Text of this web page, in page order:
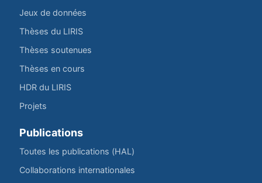
Jeux de données
Thèses du LIRIS
Thèses soutenues
Thèses en cours
HDR du LIRIS
Projets
Publications
Toutes les publications (HAL)
Collaborations internationales